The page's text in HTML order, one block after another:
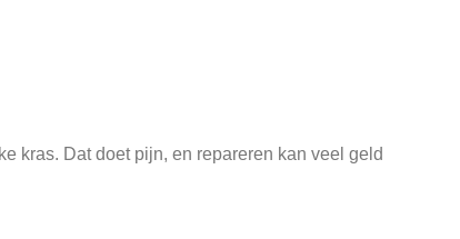
kras. Dat doet pijn, en repareren kan veel geld